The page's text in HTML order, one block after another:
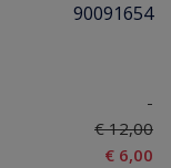
90091654
-
€ 12,00
€ 6,00